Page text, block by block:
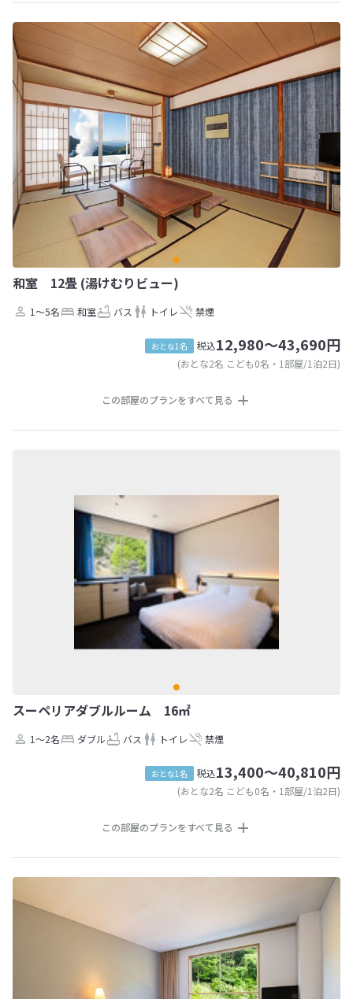
和室 12畳 (湯けむりビュー)
1～5名 和室 バス トイレ 禁煙
おとな1名 税込12,980～43,690円
(おとな2名 こども0名・1部屋/1泊2日)
この部屋のプランをすべて見る
スーペリアダブルルーム 16㎡
1～2名 ダブル バス トイレ 禁煙
おとな1名 税込13,400～40,810円
(おとな2名 こども0名・1部屋/1泊2日)
この部屋のプランをすべて見る